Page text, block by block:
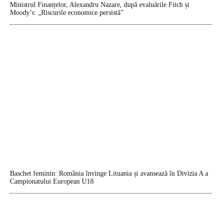
Ministrul Finanțelor, Alexandru Nazare, după evaluările Fitch și
Moody’s: „Riscurile economice persistă”
Baschet feminin: România învinge Lituania și avansează în Divizia A a
Campionatului European U18